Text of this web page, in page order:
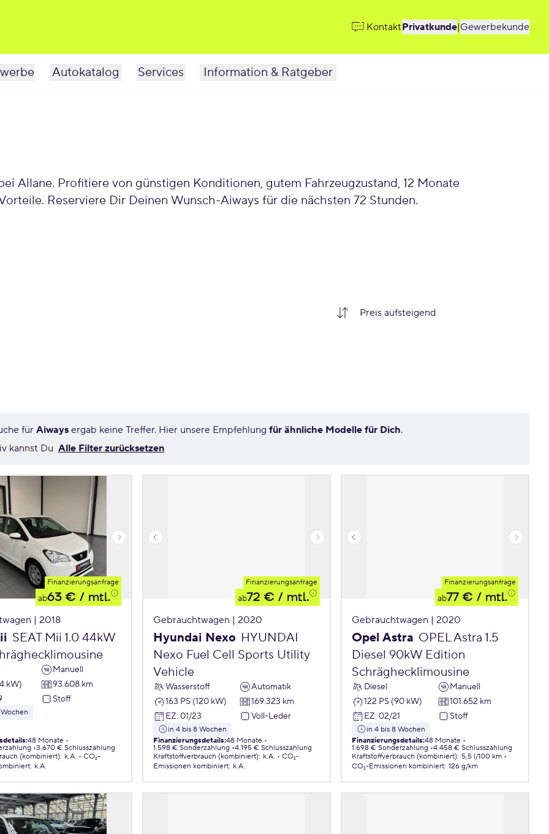
KontaktPrivatkunde|Gewerbekunde
Autokatalog Services Information & Ratgeber
Allane. Profitiere von günstigen Konditionen, gutem Fahrzeugzustand, 12 Monate
Reserviere Dir Deinen Wunsch-Aiways für die nächsten 72 Stunden.
fürAiways ergab keine Treffer. Hier unsere Empfehlung für ähnliche Modelle für Dich.
kannst Du Alle Filter zurücksetzen
Finanzierungsanfrage
ab63 € / mtl.
| 2018
SEAT Mii 1.0 44kW
Manuell
kW)
93.608 km
Stoff
:48 Monate
3.670 € Schlusszahlung
(kombiniert): k.A.
CO₂-
: k.A.
Finanzierungsanfrage
ab72 € / mtl.
Gebrauchtwagen | 2020
Hyundai Nexo HYUNDAI
Nexo Fuel Cell Sports Utility
Vehicle
Wasserstoff
Automatik
163 PS (120 kW)
169.323 km
EZ: 01/23 Voll-Leder
in 4 bis 8 Wochen
Finanzierungsdetails:48 Monate
1.598 € Sonderzahlung 4.195 € Schlusszahlung
Kraftstoffverbrauch (kombiniert): k.A.
CO₂-
Emissionen kombiniert: k.A.
Finanzierungsanfrage
ab77 € / mtl.
Gebrauchtwagen | 2020
Opel Astra OPEL Astra 1.5
Diesel 90kW Edition
Schräghecklimousine
Diesel
Manuell
122 PS (90 kW)
101.652 km
EZ: 02/21 Stoff
in 4 bis 8 Wochen
Finanzierungsdetails:48 Monate
1.698 € Sonderzahlung 4.458 € Schlusszahlung
Kraftstoffverbrauch (kombiniert): 5,5 l/100 km
CO₂-Emissionen kombiniert: 126 g/km